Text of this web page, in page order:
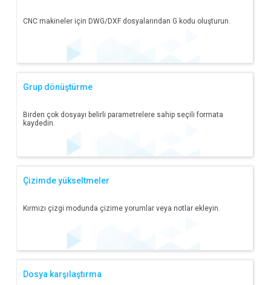
CNC makineler için DWG/DXF dosyalarından G kodu oluşturun.
Grup dönüştürme
Birden çok dosyayı belirli parametrelere sahip seçili formata
kaydedin.
Çizimde yükseltmeler
Kırmızı çizgi modunda çizime yorumlar veya notlar ekleyin.
Dosya karşılaştırma